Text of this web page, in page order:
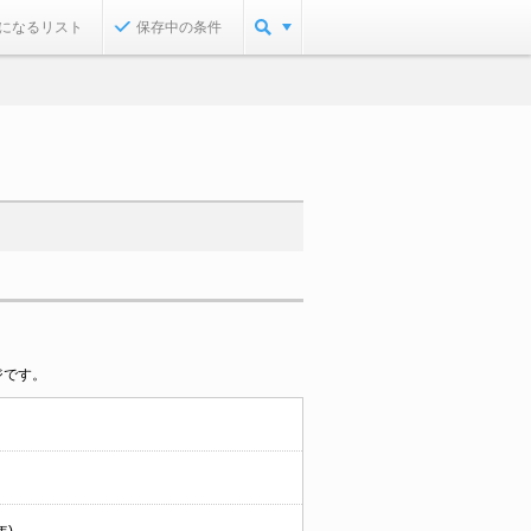
なるリスト 保存中の条件
す。